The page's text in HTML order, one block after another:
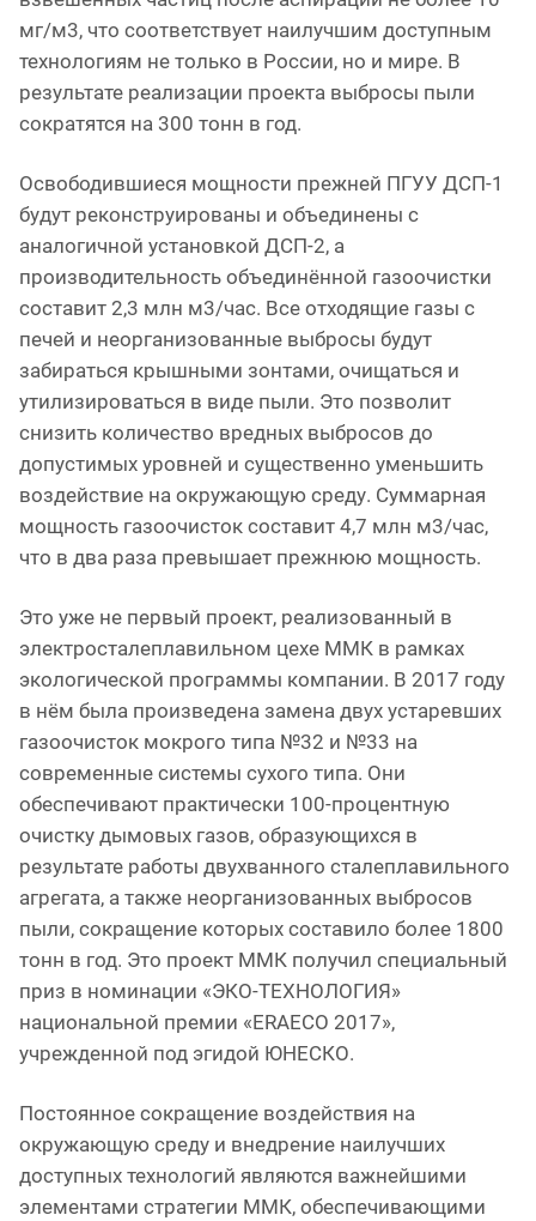
мг/м3, что соответствует наилучшим доступным
технологиям не только в России, но и мире. В
результате реализации проекта выбросы пыли
сократятся на 300 тонн в год.
Освободившиеся мощности прежней ПГУУ ДСП-1
будут реконструированы и объединены с
аналогичной установкой ДСП-2, а
производительность объединённой газоочистки
составит 2,3 млн м3/час. Все отходящие газы с
печей и неорганизованные выбросы будут
забираться крышными зонтами, очищаться и
утилизироваться в виде пыли. Это позволит
снизить количество вредных выбросов до
допустимых уровней и существенно уменьшить
воздействие на окружающую среду. Суммарная
мощность газоочисток составит 4,7 млн м3/час,
что в два раза превышает прежнюю мощность.
Это уже не первый проект, реализованный в
электросталеплавильном цехе ММК в рамках
экологической программы компании. В 2017 году
в нём была произведена замена двух устаревших
газоочисток мокрого типа №32 и №33 на
современные системы сухого типа. Они
обеспечивают практически 100-процентную
очистку дымовых газов, образующихся в
результате работы двухванного сталеплавильного
агрегата, а также неорганизованных выбросов
пыли, сокращение которых составило более 1800
тонн в год. Это проект ММК получил специальный
приз в номинации «ЭКО-ТЕХНОЛОГИЯ»
национальной премии «ERAECO 2017»,
учрежденной под эгидой ЮНЕСКО.
Постоянное сокращение воздействия на
окружающую среду и внедрение наилучших
доступных технологий являются важнейшими
элементами стратегии ММК, обеспечивающими